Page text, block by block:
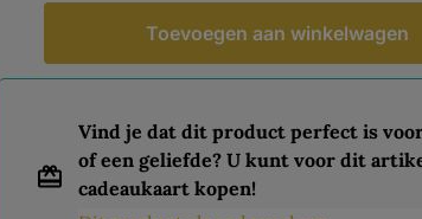
Toevoegen aan winkelwagen
Vind je dat dit product perfect is
of een geliefde? U kunt voor dit
cadeaukaart kopen!